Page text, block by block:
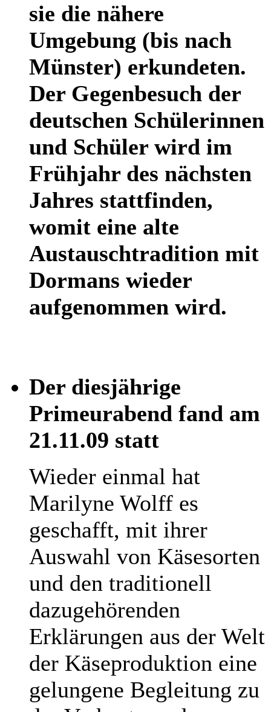
sie die nähere
Umgebung (bis nach
Münster) erkundeten.
Der Gegenbesuch der
deutschen Schülerinnen
und Schüler wird im
Frühjahr des nächsten
Jahres stattfinden,
womit eine alte
Austauschtradition mit
Dormans wieder
aufgenommen wird.
Der diesjährige
Primeurabend fand am
21.11.09 statt
Wieder einmal hat
Marilyne Wolff es
geschafft, mit ihrer
Auswahl von Käsesorten
und den traditionell
dazugehörenden
Erklärungen aus der Welt
der Käseproduktion eine
gelungene Begleitung zu